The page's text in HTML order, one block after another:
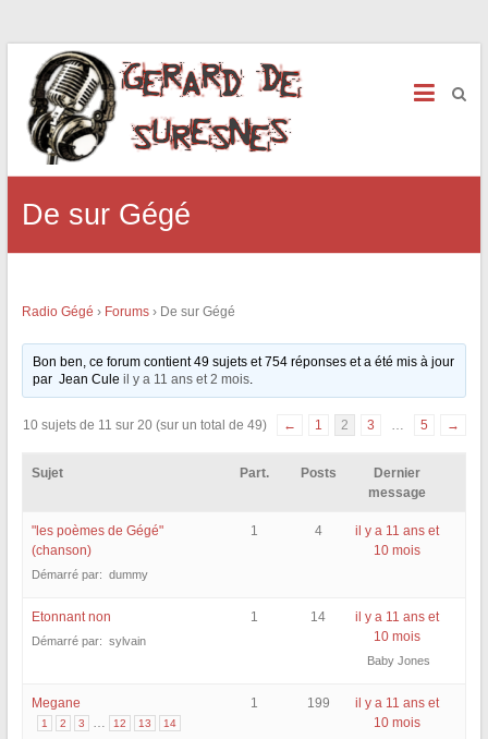
De sur Gégé
Radio Gégé › Forums › De sur Gégé
Bon ben, ce forum contient 49 sujets et 754 réponses et a été mis à jour
par Jean Cule il y a 11 ans et 2 mois.
10 sujets de 11 sur 20 (sur un total de 49) ← 1 2 3 … 5 →
Sujet Part. Posts
Dernier
message
"les poèmes de Gégé"
(chanson)
Démarré par: dummy
1 4
il y a 11 ans et
10 mois
Etonnant non
Démarré par: sylvain
1 14
il y a 11 ans et
10 mois
Baby Jones
Megane
1 2 3 … 12 13 14
1 199
il y a 11 ans et
10 mois